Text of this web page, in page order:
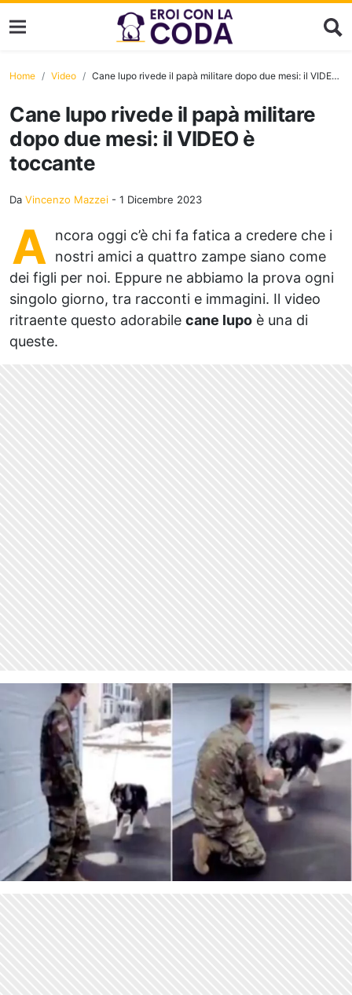
Home Video Cane lupo rivede il papà militare dopo due mesi: il VIDEO è toccante
Cane lupo rivede il papà militare
dopo due mesi: il VIDEO è
toccante
Da Vincenzo Mazzei - 1 Dicembre 2023
A
ncora oggi c’è chi fa fatica a credere che i
nostri amici a quattro zampe siano come
dei figli per noi. Eppure ne abbiamo la prova ogni
singolo giorno, tra racconti e immagini. Il video
ritraente questo adorabile cane lupo è una di
queste.